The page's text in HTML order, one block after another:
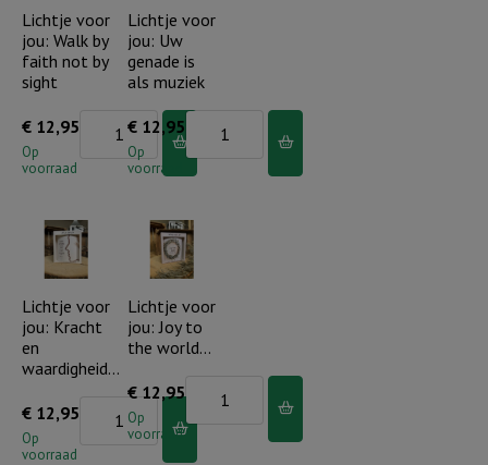
de
zo
aantal
Lichtje voor
jou: Walk by
faith not by
sight
€ 12,95
Op
voorraad
Lichtje
by
faith
not
by
sight
Lichtje voor
jou: Uw
genade is
als muziek
€ 12,95
Op
voorraad
voor
jou:
genade
is
als
muziek
aantal
Lichtje voor
jou: Kracht
en
waardigheid…
€ 12,95
Op
voorraad
Lichtje voor
jou: Joy to
the world…
€ 12,95
Op
voorraad
voor